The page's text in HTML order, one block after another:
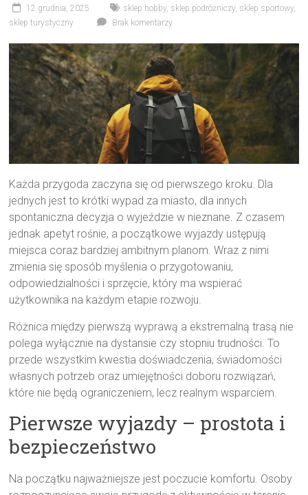
12 grudnia, 2025 sklep hobby, sklep podróżniczy, sklep sportowy,
sklep turystyczny
Brak komentarzy
Każda przygoda zaczyna się od pierwszego kroku. Dla
jednych jest to krótki wypad za miasto, dla innych
spontaniczna decyzja o wyjeździe w nieznane. Z czasem
jednak apetyt rośnie, a początkowe wyjazdy ustępują
miejsca coraz bardziej ambitnym planom. Wraz z nimi
zmienia się sposób myślenia o przygotowaniu,
odpowiedzialności i sprzęcie, który ma wspierać
użytkownika na każdym etapie rozwoju.
Różnica między pierwszą wyprawą a ekstremalną trasą nie
polega wyłącznie na dystansie czy stopniu trudności. To
przede wszystkim kwestia doświadczenia, świadomości
własnych potrzeb oraz umiejętności doboru rozwiązań,
które nie będą ograniczeniem, lecz realnym wsparciem.
Pierwsze wyjazdy – prostota i
bezpieczeństwo
Na początku najważniejsze jest poczucie komfortu. Osoby